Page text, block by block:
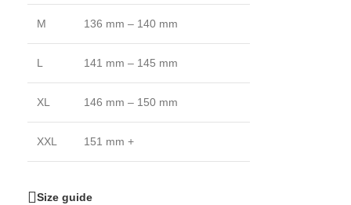
M 136 mm – 140 mm
L 141 mm – 145 mm
XL 146 mm – 150 mm
XXL 151 mm +
Size guide